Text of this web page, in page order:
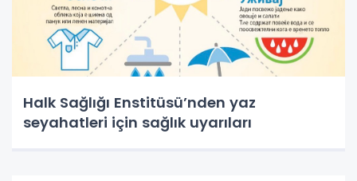
Halk Sağlığı Enstitüsü’nden yaz
seyahatleri için sağlık uyarıları